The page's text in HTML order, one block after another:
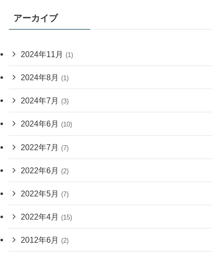
アーカイブ
2024年11月 (1)
2024年8月 (1)
2024年7月 (3)
2024年6月 (10)
2022年7月 (7)
2022年6月 (2)
2022年5月 (7)
2022年4月 (15)
2012年6月 (2)